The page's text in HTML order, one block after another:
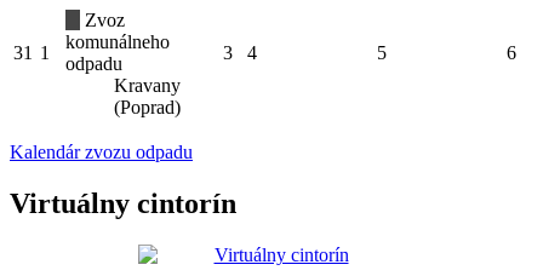
31 1
Zvoz
komunálneho
odpadu
Kravany
(Poprad)
3 4 5 6
Kalendár zvozu odpadu
Virtuálny cintorín